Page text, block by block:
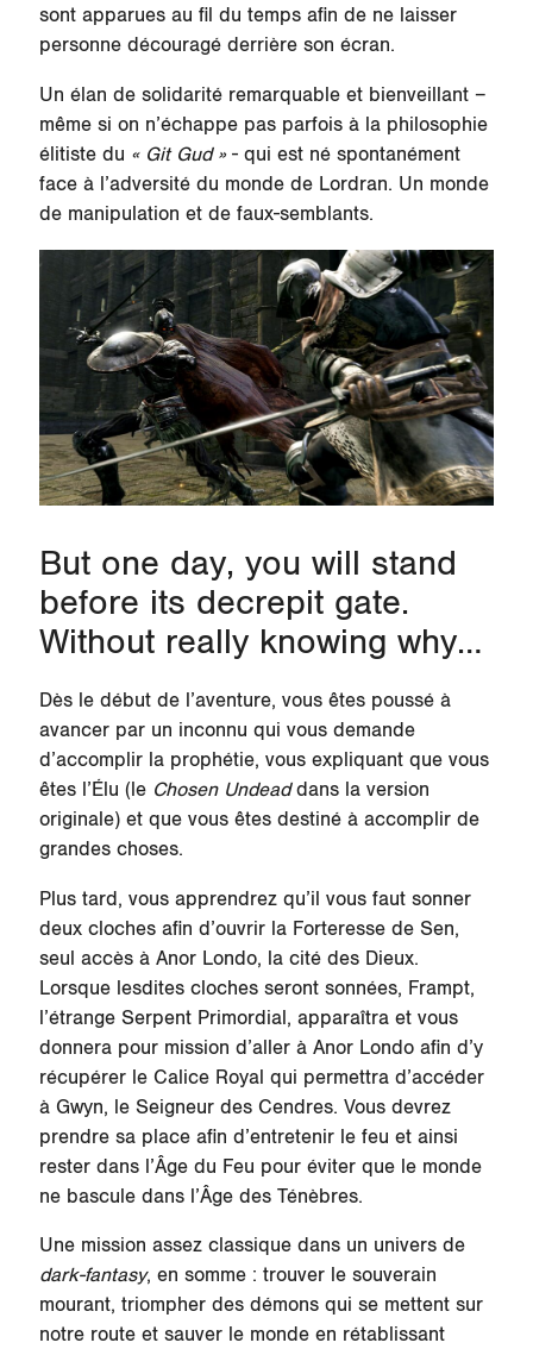
sont apparues au fil du temps afin de ne laisser
personne découragé derrière son écran.
Un élan de solidarité remarquable et bienveillant –
même si on n’échappe pas parfois à la philosophie
élitiste du « Git Gud »- qui est né spontanément
face à l’adversité du monde de Lordran. Un monde
de manipulation et de faux-semblants.
But one day, you will stand
before its decrepit gate.
Without really knowing why…
Dès le début de l’aventure, vous êtes poussé à
avancer par un inconnu qui vous demande
d’accomplir la prophétie, vous expliquant que vous
êtes l’Élu (le Chosen Undeaddans la version
originale) et que vous êtes destiné à accomplir de
grandes choses.
Plus tard, vous apprendrez qu’il vous faut sonner
deux cloches afin d’ouvrir la Forteresse de Sen,
seul accès à Anor Londo, la cité des Dieux.
Lorsque lesdites cloches seront sonnées, Frampt,
l’étrange Serpent Primordial, apparaîtra et vous
donnera pour mission d’aller à Anor Londo afin d’y
récupérer le Calice Royal qui permettra d’accéder
à Gwyn, le Seigneur des Cendres. Vous devrez
prendre sa place afin d’entretenir le feu et ainsi
rester dans l’Âge du Feu pour éviter que le monde
ne bascule dans l’Âge des Ténèbres.
Une mission assez classique dans un univers de
dark-fantasy, en somme : trouver le souverain
mourant, triompher des démons qui se mettent sur
notre route et sauver le monde en rétablissant